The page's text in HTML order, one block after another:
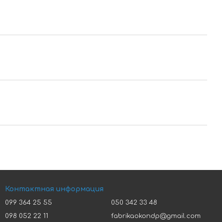
Контактная информация
099 364 25 55
098 052 22 11
050 342 33 48
fabrikaokondp@gmail.com